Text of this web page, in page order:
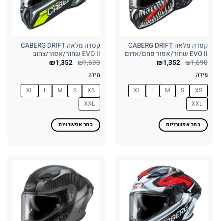
האפשרויות
האפשרויות
קסדה מלאה CABERG DRIFT
EVO II שחור/אפור פחם/אדום
₪1,690
₪1,352
מידה
XS
S
M
L
XL
XXL
בחר אפשרויות
סוגים.
ניתן
לבחור
האפשרויות
קסדה מלאה CABERG DRIFT
EVO II שחור/אפור/צהוב
₪1,690
₪1,352
מידה
XS
S
M
L
XL
XXL
בחר אפשרויות
סוגים.
ניתן
לבחור
האפשרויות